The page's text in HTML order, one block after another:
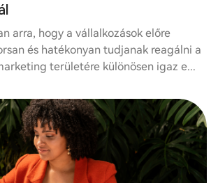
arra, hogy a vállalkozások előre
és hatékonyan tudjanak reagálni a
területére különösen igaz e...